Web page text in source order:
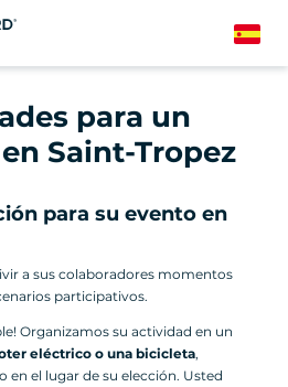
Spanish
para un
Saint-Tropez
para su evento en
a sus colaboradores momentos
participativos.
Organizamos su actividad en un
eléctrico o una bicicleta,
en el lugar de su elección. Usted